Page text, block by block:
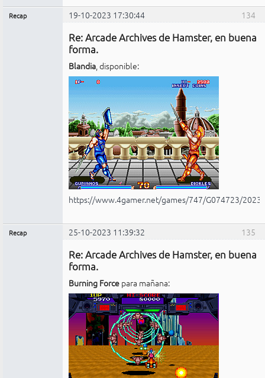
134
Recap 19-10-2023 17:30:44
Re: Arcade Archives de Hamster, en buena
forma.
Blandia, disponible:
https://www.4gamer.net/games/747/G074723/
135
Recap 25-10-2023 11:39:32
Re: Arcade Archives de Hamster, en buena
forma.
Burning Force para mañana: